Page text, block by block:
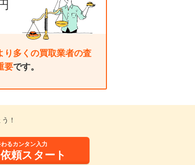
り多くの買取業者の査
要です。
！
るカンタン入力
頼スタート